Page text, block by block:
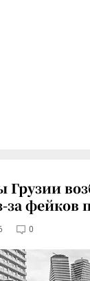
за фейков
0